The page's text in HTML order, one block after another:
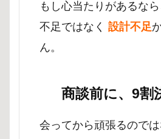
もし心当たりがあるな
不足ではなく 設計不足
ん。
商談前に、9割
会ってから頑張るので